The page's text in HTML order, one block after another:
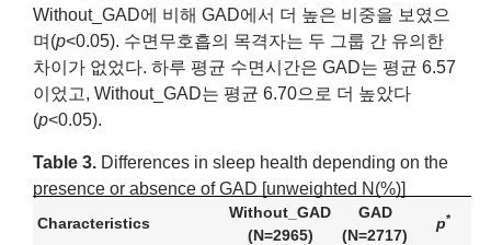
Without_GAD에 비해 GAD에서 더 높은 비중을 보였으
며(p<0.05). 수면무호흡의 목격자는 두 그룹 간 유의한
차이가 없었다. 하루 평균 수면시간은 GAD는 평균 6.57
이었고, Without_GAD는 평균 6.70으로 더 높았다
(p<0.05).
Table 3. Differences in sleep health depending on the
presence or absence of GAD [unweighted N(%)]
Characteristics
Without_GAD
(N=2965)
GAD
(N=2717)
p*